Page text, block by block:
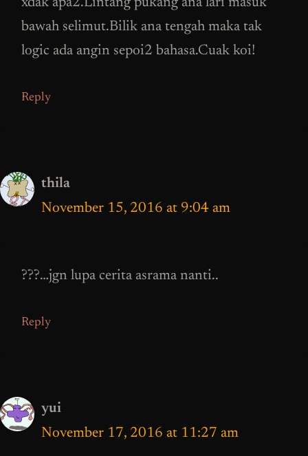
xdak apa2.Lintang pukang ana lari masuk
bawah selimut.Bilik ana tengah maka tak
logic ada angin sepoi2 bahasa.Cuak koi!
Reply
thila
November 15, 2016 at 9:04 am
???…jgn lupa cerita asrama nanti..
Reply
yui
November 17, 2016 at 11:27 am